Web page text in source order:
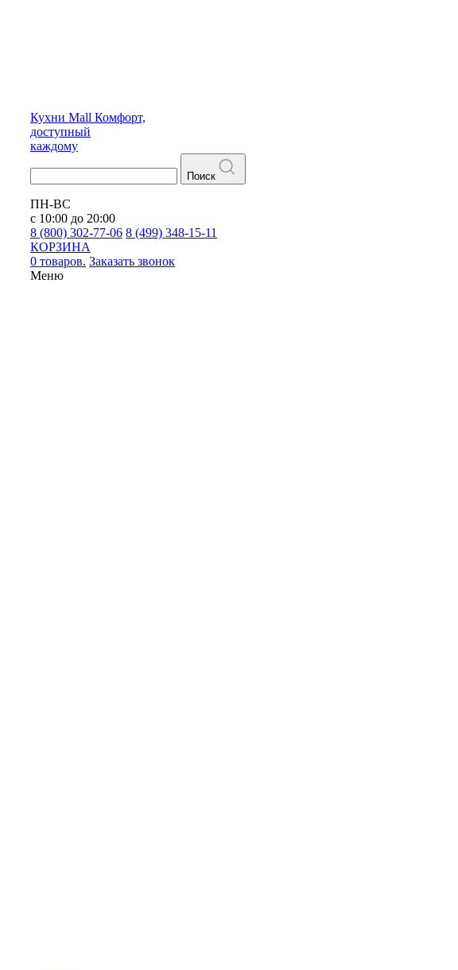
Кухни Mall Комфорт,
доступный
каждому
Поиск
ПН-ВС
с 10:00 до 20:00
8 (800) 302-77-06 8 (499) 348-15-11
КОРЗИНА
0 товаров. Заказать звонок
Меню